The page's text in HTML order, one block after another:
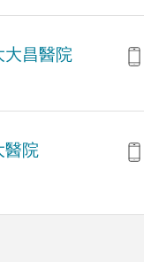
大昌醫院
醫院